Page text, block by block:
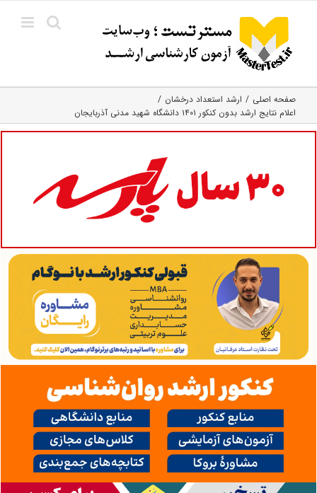
content
صفحه اصلی
ارشد استعداد درخشان
اعلام نتایج ارشد بدون کنکور ۱۴۰۱ دانشگاه شهید مدنی آذربایجان